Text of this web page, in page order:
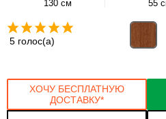
130 см
55
5 голос(а)
ХОЧУ БЕСПЛАТНУЮ
ДОСТАВКУ*